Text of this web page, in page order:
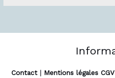
Contact | Mentions légales CGV